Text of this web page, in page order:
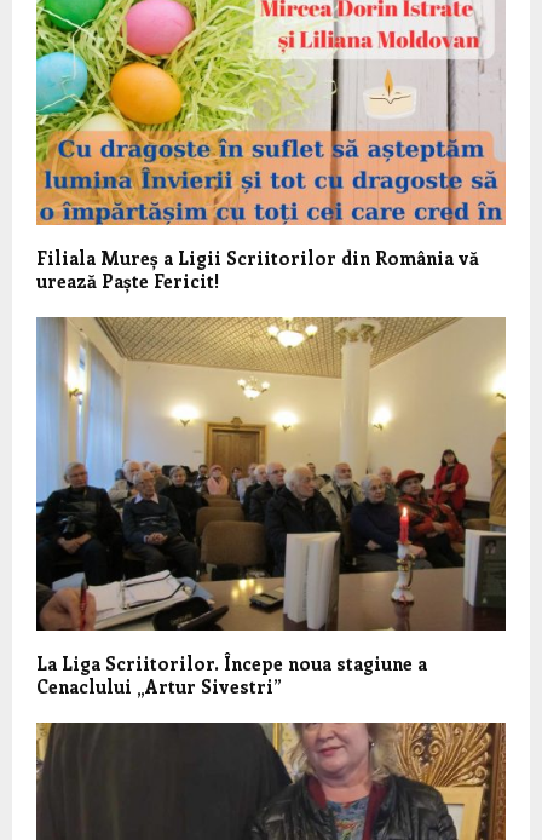
Filiala Mureș a Ligii Scriitorilor din România vă
urează Paște Fericit!
La Liga Scriitorilor. Începe noua stagiune a
Cenaclului „Artur Sivestri”